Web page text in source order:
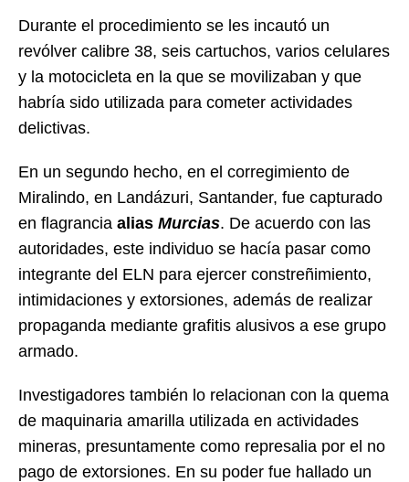
Durante el procedimiento se les incautó un
revólver calibre 38, seis cartuchos, varios celulares
y la motocicleta en la que se movilizaban y que
habría sido utilizada para cometer actividades
delictivas.
En un segundo hecho, en el corregimiento de
Miralindo, en Landázuri, Santander, fue capturado
en flagrancia alias Murcias. De acuerdo con las
autoridades, este individuo se hacía pasar como
integrante del ELN para ejercer constreñimiento,
intimidaciones y extorsiones, además de realizar
propaganda mediante grafitis alusivos a ese grupo
armado.
Investigadores también lo relacionan con la quema
de maquinaria amarilla utilizada en actividades
mineras, presuntamente como represalia por el no
pago de extorsiones. En su poder fue hallado un